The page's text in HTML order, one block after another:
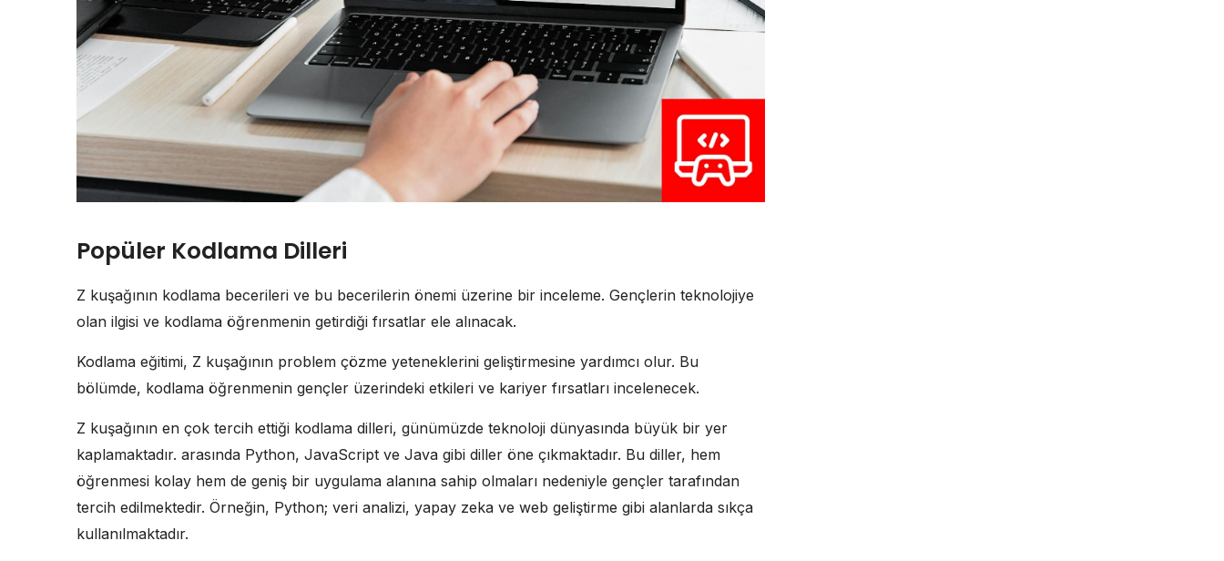
Popüler Kodlama Dilleri
Z kuşağının kodlama becerileri ve bu becerilerin önemi üzerine bir inceleme. Gençlerin teknolojiye
olan ilgisi ve kodlama öğrenmenin getirdiği fırsatlar ele alınacak.
Kodlama eğitimi, Z kuşağının problem çözme yeteneklerini geliştirmesine yardımcı olur. Bu
bölümde, kodlama öğrenmenin gençler üzerindeki etkileri ve kariyer fırsatları incelenecek.
Z kuşağının en çok tercih ettiği kodlama dilleri, günümüzde teknoloji dünyasında büyük bir yer
kaplamaktadır. arasında Python, JavaScript ve Java gibi diller öne çıkmaktadır. Bu diller, hem
öğrenmesi kolay hem de geniş bir uygulama alanına sahip olmaları nedeniyle gençler tarafından
tercih edilmektedir. Örneğin, Python; veri analizi, yapay zeka ve web geliştirme gibi alanlarda sıkça
kullanılmaktadır.